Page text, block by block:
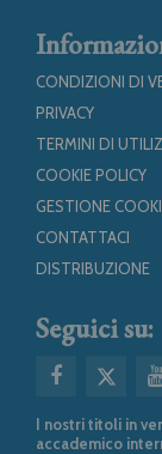
CONDIZIONI DI
PRIVACY
TERMINI DI
COOKIE POLICY
GESTIONE
CONTATTACI
DISTRIBUZIONE
Seguici su:
I nostri titoli in
accademico